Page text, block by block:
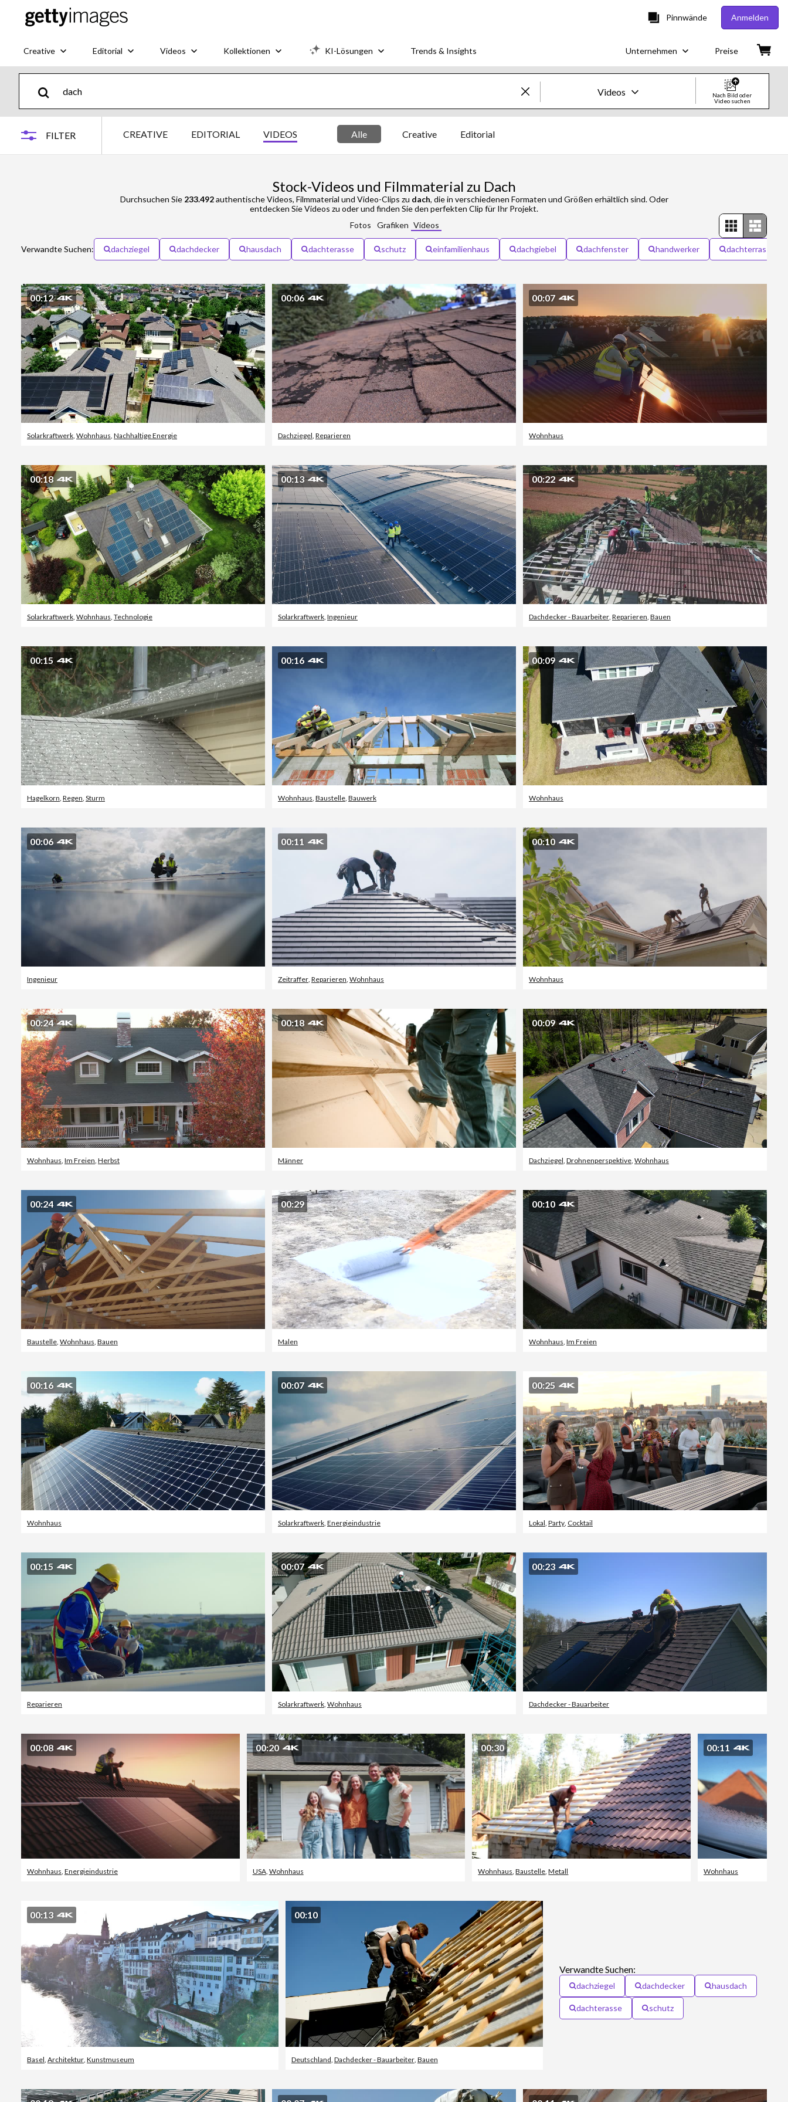
Pinnwände Anmelden
Creative Editorial Videos Kollektionen KI-Lösungen Trends & Insights Unternehmen Preise
Videos
Editorial
Creative
Nach Bild oder
Video suchen
FILTER CREATIVE EDITORIAL VIDEOS Alle Creative Editorial
Stock-Videos und Filmmaterial zu Dach
Durchsuchen Sie 233.492authentische Videos, Filmmaterial und Video-Clips zu dach, die in verschiedenen Formaten und Größen erhältlich sind. Oder
entdecken Sie Videos zu oderund finden Sie den perfekten Clip für Ihr Projekt.
Fotos
Grafiken Videos
Verwandte Suchen: dachziegel dachdecker hausdach dachterasse schutz einfamilienhaus dachgiebel dachfenster handwerker dachterrasse
00:12
Solarkraftwerk, Wohnhaus, Nachhaltige Energie
00:06
Dachziegel, Reparieren
00:07
Wohnhaus
00:18
Solarkraftwerk, Wohnhaus, Technologie
00:13
Solarkraftwerk, Ingenieur
00:22
Dachdecker - Bauarbeiter, Reparieren, Bauen
00:15
Hagelkorn, Regen, Sturm
00:16
Wohnhaus, Baustelle, Bauwerk
00:09
Wohnhaus
00:06
Ingenieur
00:11
Zeitraffer, Reparieren, Wohnhaus
00:10
Wohnhaus
00:24
Wohnhaus, Im Freien, Herbst
00:18
Männer
00:09
Dachziegel, Drohnenperspektive, Wohnhaus
00:24
Baustelle, Wohnhaus, Bauen
00:29
Malen
00:10
Wohnhaus, Im Freien
00:16
Wohnhaus
00:07
Solarkraftwerk, Energieindustrie
00:25
Lokal, Party, Cocktail
00:15
Reparieren
00:07
Solarkraftwerk, Wohnhaus
00:23
Dachdecker - Bauarbeiter
00:08
Wohnhaus Energieindustrie
00:20
USA, Wohnhaus
00:30
Wohnhaus ,Baustelle ,Metall
00:11
Wohnhaus
00:13
Basel, Architektur, Kunstmuseum
00:10
Deutschland, Dachdecker - Bauarbeiter, Bauen
Verwandte Suchen:
dachziegel dachdecker hausdach
dachterasse schutz